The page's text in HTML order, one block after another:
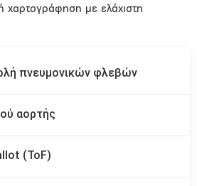
χαρτογράφηση με ελάχιστη
πνευμονικών φλεβών
αορτής
(ToF)